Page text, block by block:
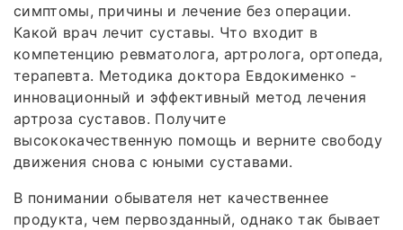
симптомы, причины и лечение без операции.
Какой врач лечит суставы. Что входит в
компетенцию ревматолога, артролога, ортопеда,
терапевта. Методика доктора Евдокименко -
инновационный и эффективный метод лечения
артроза суставов. Получите
высококачественную помощь и верните свободу
движения снова с юными суставами.
В понимании обывателя нет качественнее
продукта, чем первозданный, однако так бывает